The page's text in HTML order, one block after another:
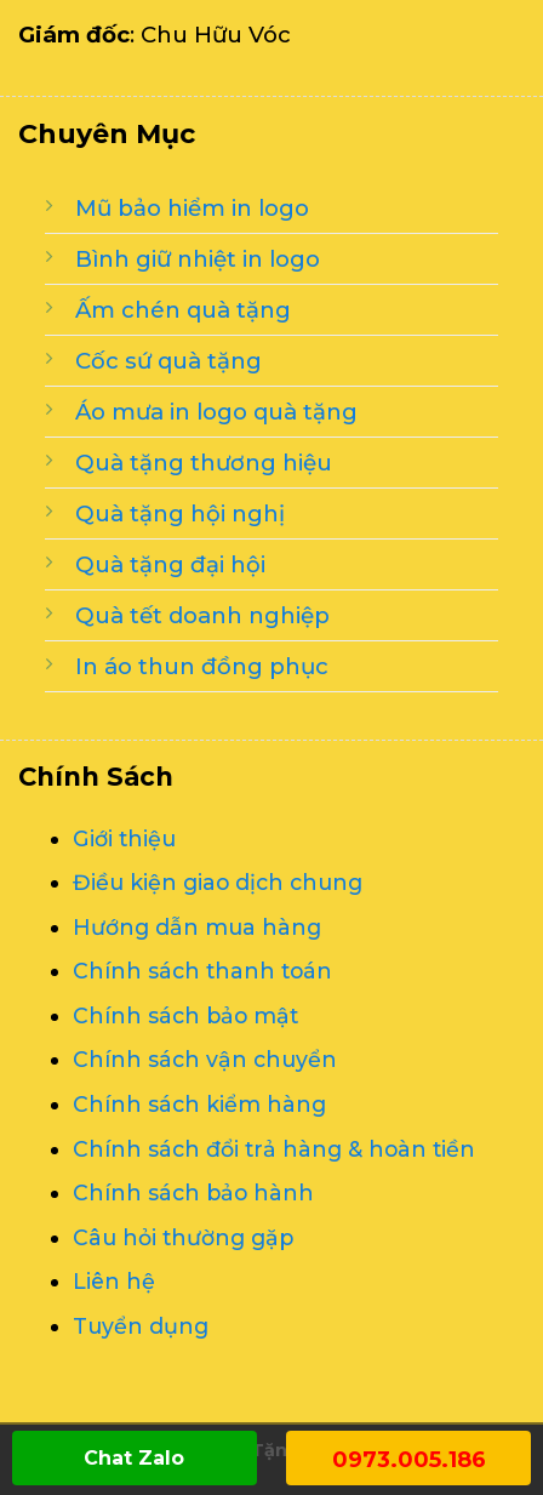
Giám đốc: Chu Hữu Vóc
Chuyên Mục
Mũ bảo hiểm in logo
Bình giữ nhiệt in logo
Ấm chén quà tặng
Cốc sứ quà tặng
Áo mưa in logo quà tặng
Quà tặng thương hiệu
Quà tặng hội nghị
Quà tặng đại hội
Quà tết doanh nghiệp
In áo thun đồng phục
Chính Sách
Giới thiệu
Điều kiện giao dịch chung
Hướng dẫn mua hàng
Chính sách thanh toán
Chính sách bảo mật
Chính sách vận chuyển
Chính sách kiểm hàng
Chính sách đổi trả hàng & hoàn tiền
Chính sách bảo hành
Câu hỏi thường gặp
Liên hệ
Tuyển dụng
Copyright 2026 © Quà Tặng Thiên Việt Dịch vụ vẽ
Tổ chức sự kiện Nghệ An
Chat Zalo 0973.005.186